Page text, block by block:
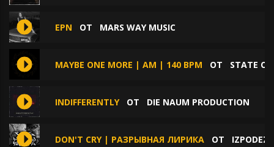
EPN ОТ MARS WAY MUSIC
MAYBE ONE MORE | AM | 140 BPM ОТ STATE OF
INDIFFERENTLY ОТ DIE NAUM PRODUCTION
DON'T CRY | РАЗРЫВНАЯ ЛИРИКА ОТ